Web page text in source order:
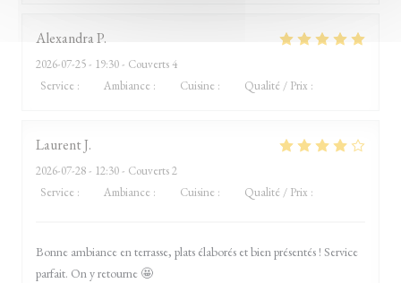
AlexandraP
2026-07-25- 19:30 - Couverts 4
Service : Ambiance : Cuisine : Qualité / Prix :
LaurentJ
2026-07-28- 12:30 - Couverts 2
Service : Ambiance : Cuisine : Qualité / Prix :
Bonne ambiance en terrasse, plats élaborés et bien présentés ! Service
parfait. On y retourne 🤩